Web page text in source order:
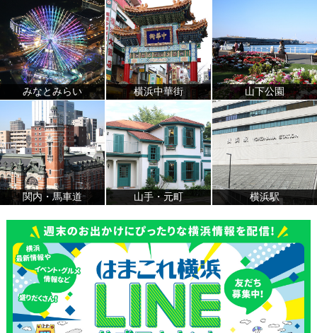
みなとみらい 横浜中華街 山下公園
関内・馬車道 山手・元町 横浜駅